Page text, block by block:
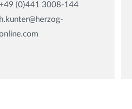
+49 (0)441 3008-144
h.kunter@herzog-